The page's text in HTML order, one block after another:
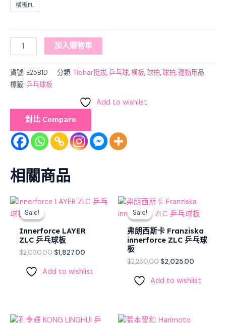
橫板FL
加入購物車
貨號: E25B1D 分類: Tibhar挺拔,乒乓球,橫板,球拍,球拍,運動用品
標籤: 乒乓球板
Add to wishlist
對比 Compare
相關商品
Sale!
Sale!
Innerforce LAYER
ZLC 乒乓球板
$2,030.00
Original
$1,827.00
Current
Add to wishlist
Sale!
Sale!
弗朗西斯卡 Franziska
innerforce ZLC 乒乓球
板
$2,250.00
Original
price
was:
$2,250.00.
$2,025.00
Current
price
is:
Add to wishlist
OriginalCurrent
Original Current